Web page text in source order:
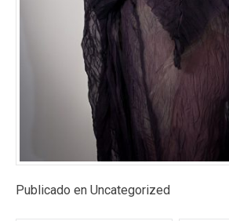
Publicado en Uncategorized